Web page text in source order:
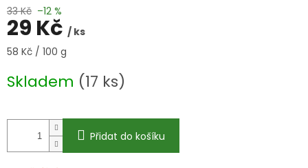
33 Kč –12 %
29 Kč / ks
Měrná
58 Kč / 100 g
Skladem (17 ks)
Přidat do košíku